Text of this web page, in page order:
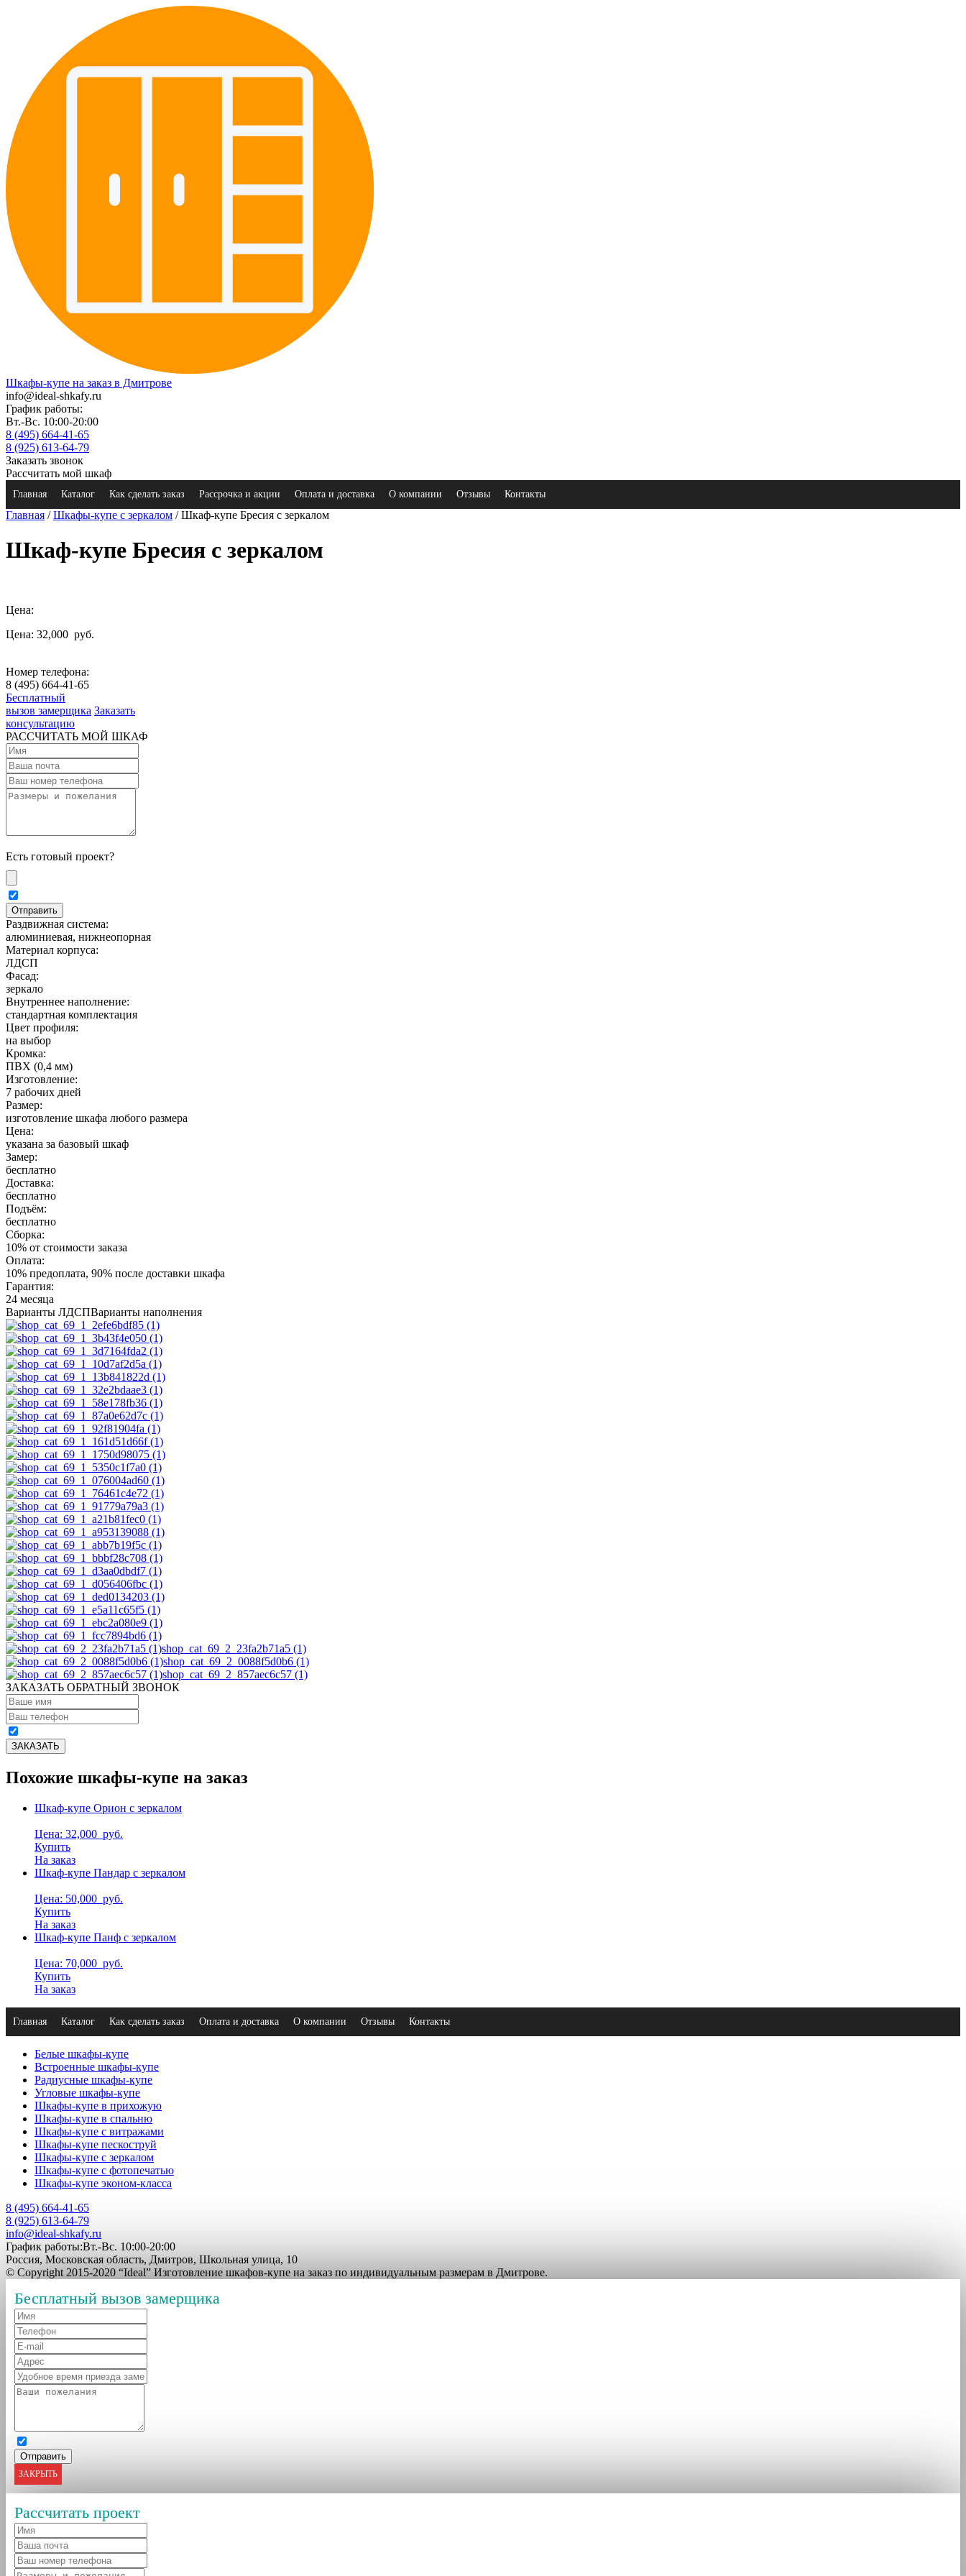
Шкафы-купе на заказ в Дмитрове
info@ideal-shkafy.ru
График работы:
Вт.-Вс. 10:00-20:00
8 (495) 664-41-65
8 (925) 613-64-79
Заказать звонок
Рассчитать мой шкаф
Главная Каталог Как сделать заказ Рассрочка и акции Оплата и доставка О компании Отзывы Контакты
Главная /Шкафы-купе с зеркалом / Шкаф-купе Бресия с зеркалом
Шкаф-купе Бресия с зеркалом
Цена:
Цена: 32,000 руб.
Номер телефона:
8 (495) 664-41-65
Бесплатный
вызов замерщика Заказать
консультацию
РАССЧИТАТЬ МОЙ ШКАФ
Есть готовый проект?
Раздвижная система:
алюминиевая, нижнеопорная
Материал корпуса:
ЛДСП
Фасад:
зеркало
Внутреннее наполнение:
стандартная комплектация
Цвет профиля:
на выбор
Кромка:
ПВХ (0,4 мм)
Изготовление:
7 рабочих дней
Размер:
изготовление шкафа любого размера
Цена:
указана за базовый шкаф
Замер:
бесплатно
Доставка:
бесплатно
Подъём:
бесплатно
Сборка:
10% от стоимости заказа
Оплата:
10% предоплата, 90% после доставки шкафа
Гарантия:
24 месяца
Варианты ЛДСПВарианты наполнения
shop_cat_69_2_23fa2b71a5 (1)
shop_cat_69_2_0088f5d0b6 (1)
shop_cat_69_2_857aec6c57 (1)
ЗАКАЗАТЬ ОБРАТНЫЙ ЗВОНОК
Похожие шкафы-купе на заказ
Шкаф-купе Орион с зеркалом
Цена: 32,000 руб.
Купить
На заказ
Шкаф-купе Пандар с зеркалом
Цена: 50,000 руб.
Купить
На заказ
Шкаф-купе Панф с зеркалом
Цена: 70,000 руб.
Купить
На заказ
Главная Каталог Как сделать заказ Оплата и доставка О компании Отзывы Контакты
Белые шкафы-купе
Встроенные шкафы-купе
Радиусные шкафы-купе
Угловые шкафы-купе
Шкафы-купе в прихожую
Шкафы-купе в спальню
Шкафы-купе с витражами
Шкафы-купе пескоструй
Шкафы-купе с зеркалом
Шкафы-купе с фотопечатью
Шкафы-купе эконом-класса
8 (495) 664-41-65
8 (925) 613-64-79
info@ideal-shkafy.ru
График работы:Вт.-Вс. 10:00-20:00
Россия, Московская область, Дмитров, Школьная улица, 10
© Copyright 2015-2020 “Ideal” Изготовление шкафов-купе на заказ по индивидуальным размерам в Дмитрове.
Бесплатный вызов замерщика
ЗАКРЫТЬ
Рассчитать проект